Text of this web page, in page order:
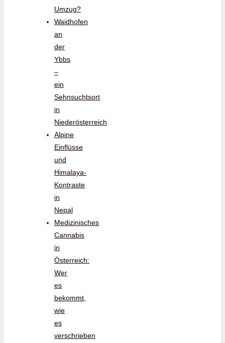
Umzug?
Waidhofen
an
der
Ybbs
–
ein
Sehnsuchtsort
in
Niederösterreich
Alpine
Einflüsse
und
Himalaya-
Kontraste
in
Nepal
Medizinisches
Cannabis
in
Österreich:
Wer
es
bekommt,
wie
es
verschrieben